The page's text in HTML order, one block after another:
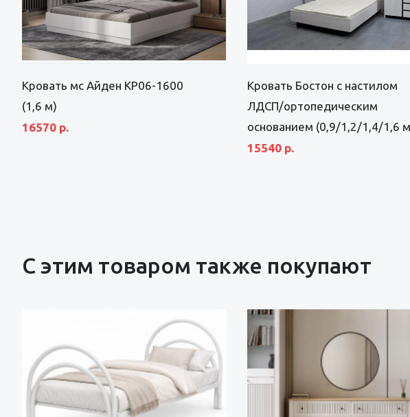
Кровать мс Айден КР06-1600
(1,6 м)
16570 р.
Кровать Бостон с настилом
ЛДСП/ортопедическим
основанием (0,9/1,2/1,4/1,6
15540 р.
С этим товаром также покупают